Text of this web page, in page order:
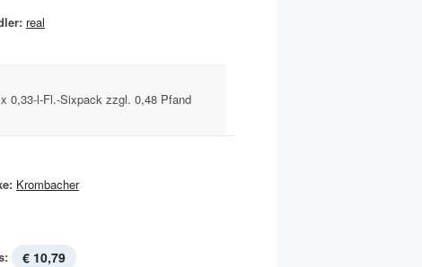
real
0,33-l-Fl.-Sixpack zzgl. 0,48 Pfand
Krombacher
€ 10,79